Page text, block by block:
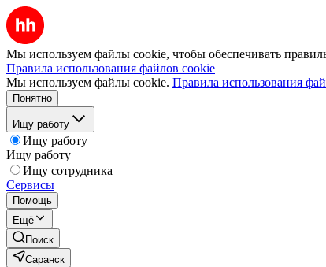
Мы используем файлы cookie, чтобы обеспечивать
Правила использования файлов cookie
Мы используем файлы cookie. Правила использования
Понятно
Ищу работу
Ищу работу
Ищу работу
Ищу сотрудника
Сервисы
Помощь
Ещё
Поиск
Саранск